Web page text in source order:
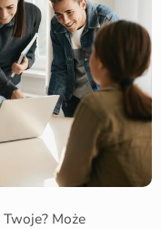
Może